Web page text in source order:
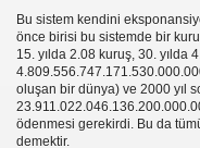
Bu sistem kendini
önce birisi bu sistemde bir
15. yılda 2.08 kuruş, 30. yılda
oluşan bir dünya) ve 2000 yıl
ödenmesi gerekirdi. Bu da
demektir.